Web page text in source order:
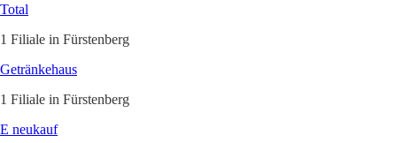
Total
1 Filiale in Fürstenberg
Getränkehaus
1 Filiale in Fürstenberg
E neukauf